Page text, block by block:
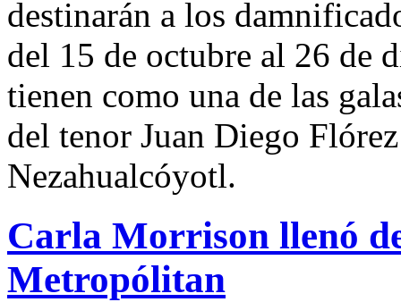
destinarán a los
del 15 de octubre al 26 de
tienen como una de las
del tenor Juan Diego
Nezahualcóyotl.
Carla Morrison llenó
Metropólitan